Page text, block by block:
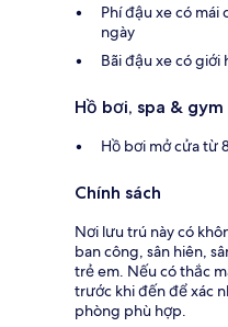
Phí đậu xe có mái
ngày
Bãi đậu xe có giới
Hồ bơi, spa & gym
Hồ bơi mở cửa từ
Chính sách
Nơi lưu trú này có
ban công, sân hiên,
trẻ em. Nếu có thắc
trước khi đến để xác
phòng phù hợp.